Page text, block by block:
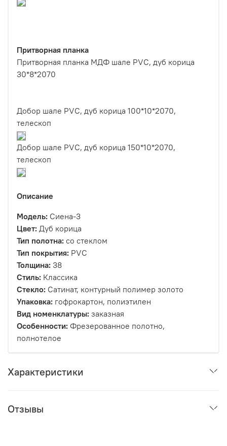
Притворная планка
Притворная планка МДФ шале PVC, дуб корица
30*8*2070
Добор шале PVC, дуб корица 100*10*2070,
телескоп
Добор шале PVC, дуб корица 150*10*2070,
телескоп
Описание
Модель: Сиена-3
Цвет: Дуб корица
Тип полотна: со стеклом
Тип покрытия: PVC
Толщина: 38
Стиль: Классика
Стекло: Сатинат, контурный полимер золото
Упаковка: гофрокартон, полиэтилен
Вид номенклатуры: заказная
Особенности: Фрезерованное полотно,
полнотелое
Характеристики
Отзывы